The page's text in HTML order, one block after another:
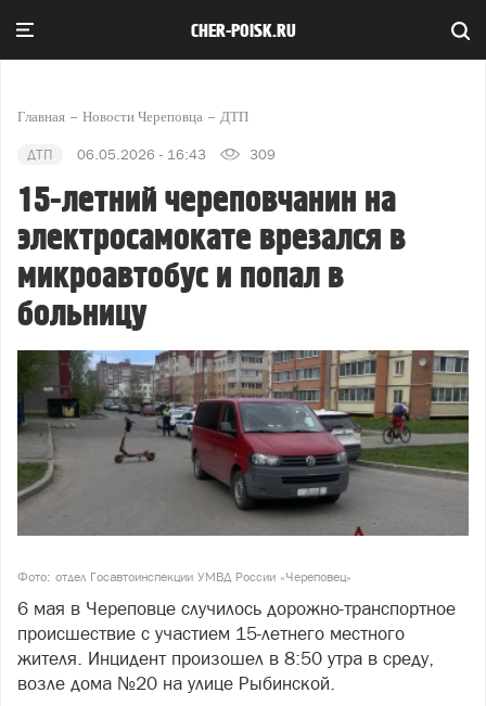
CHER-POISK.RU
Главная Новости Череповца ДТП
ДТП 06.05.2026 - 16:43 309
15-летний череповчанин на
электросамокате врезался в
микроавтобус и попал в
больницу
Фото: отдел Госавтоинспекции УМВД России «Череповец»
6 мая в Череповце случилось дорожно-транспортное
происшествие с участием 15-летнего местного
жителя. Инцидент произошел в 8:50 утра в среду,
возле дома №20 на улице Рыбинской.